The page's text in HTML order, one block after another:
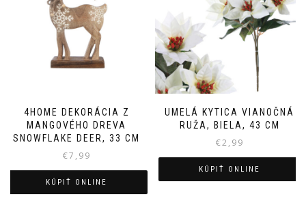
4HOME DEKORÁCIA Z
MANGOVÉHO DREVA
SNOWFLAKE DEER, 33 CM
€7,99
KÚPIŤ ONLINE
UMELÁ KYTICA VIANOČNÁ
RUŽA, BIELA, 43 CM
€2,99
KÚPIŤ ONLINE